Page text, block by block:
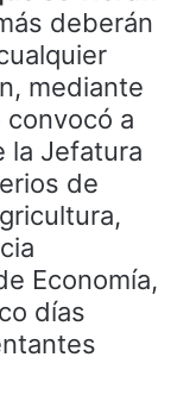
deberán
mediante
convocó a
la Jefatura
de
Economía,
días